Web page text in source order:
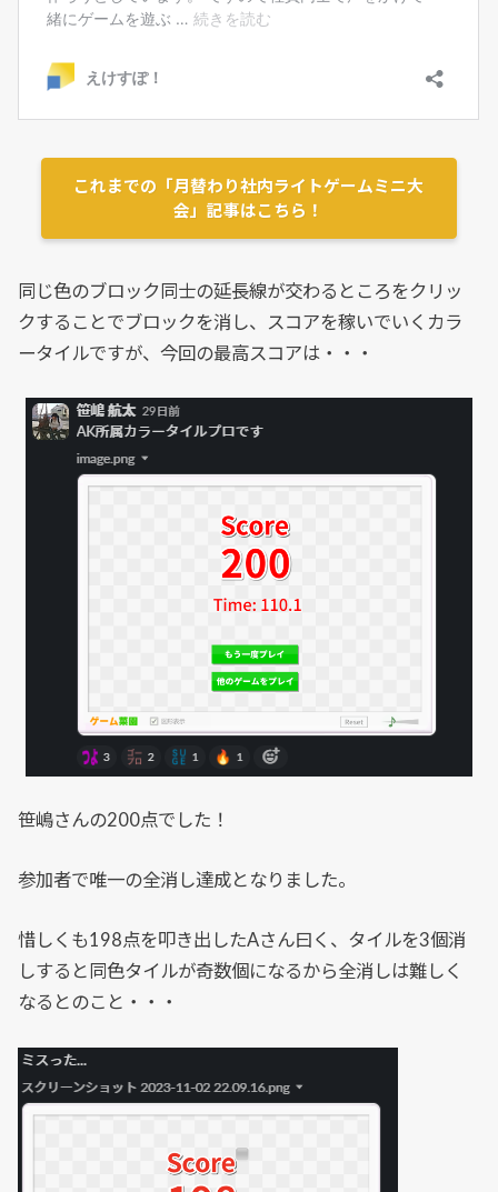
これまでの「月替わり社内ライトゲームミニ大
会」記事はこちら！
同じ色のブロック同士の延長線が交わるところをクリッ
クすることでブロックを消し、スコアを稼いでいくカラ
ータイルですが、今回の最高スコアは・・・
笹嶋さんの200点でした！
参加者で唯一の全消し達成となりました。
惜しくも198点を叩き出したAさん曰く、タイルを3個消
しすると同色タイルが奇数個になるから全消しは難しく
なるとのこと・・・